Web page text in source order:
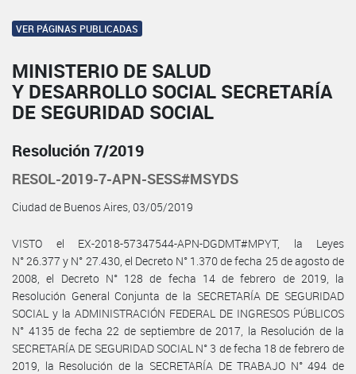
VER PÁGINAS PUBLICADAS
MINISTERIO DE SALUD
Y DESARROLLO SOCIAL SECRETARÍA
DE SEGURIDAD SOCIAL
Resolución 7/2019
RESOL-2019-7-APN-SESS#MSYDS
Ciudad de Buenos Aires, 03/05/2019
VISTO el EX-2018-57347544-APN-DGDMT#MPYT, la Leyes
N° 26.377 y N° 27.430, el Decreto N° 1.370 de fecha 25 de agosto de
2008, el Decreto N° 128 de fecha 14 de febrero de 2019, la
Resolución General Conjunta de la SECRETARÍA DE SEGURIDAD
SOCIAL y la ADMINISTRACIÓN FEDERAL DE INGRESOS PÚBLICOS
N° 4135 de fecha 22 de septiembre de 2017, la Resolución de la
SECRETARÍA DE SEGURIDAD SOCIAL N° 3 de fecha 18 de febrero de
2019, la Resolución de la SECRETARÍA DE TRABAJO N° 494 de